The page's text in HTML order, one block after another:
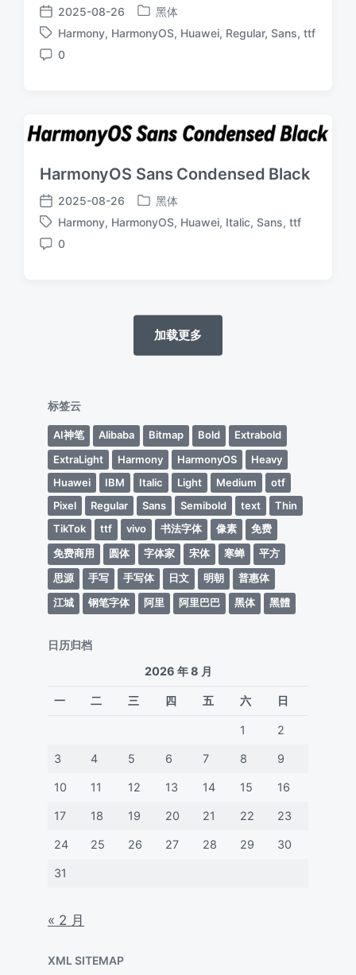
发
布
日
2025-08-26
发
布
黑体
标
签
Harmony, HarmonyOS, Huawei, Regular, Sans, ttf
评
0
HarmonyOS Sans Condensed Black
发
布
日
2025-08-26
发
布
黑体
标
签
Harmony, HarmonyOS, Huawei, Italic, Sans, ttf
评
0
加载更多
标签云
AI神笔 Alibaba Bitmap Bold
Extrabold
ExtraLight
Harmony HarmonyOS
Heavy
Huawei
IBM Italic Light Medium
otf
Pixel
Regular Sans Semibold text
Thin
TikTok
ttf vivo 书法字体 像素
免费
免费商用
圆体 字体家 宋体 寒蝉
平方
思源
手写 手写体 日文 明朝
普惠体
江城
钢笔字体 阿里 阿里巴巴 黑体 黑體
日历归档
2026 年 8 月
一 二 三 四 五 六 日
1 2
3 4 5 6 7 8 9
10 11 12 13 14 15 16
17 18 19 20 21 22 23
24 25 26 27 28 29 30
31
« 2 月
XML SITEMAP